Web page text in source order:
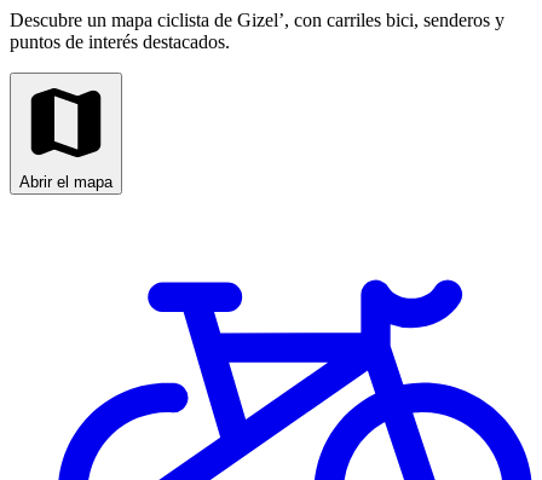
Descubre un mapa ciclista de Gizel’, con carriles bici, senderos y
puntos de interés destacados.
Abrir el mapa